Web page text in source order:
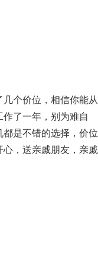
个价位，相信你能从
了一年，别为难自
是不错的选择，价位
，送亲戚朋友，亲戚